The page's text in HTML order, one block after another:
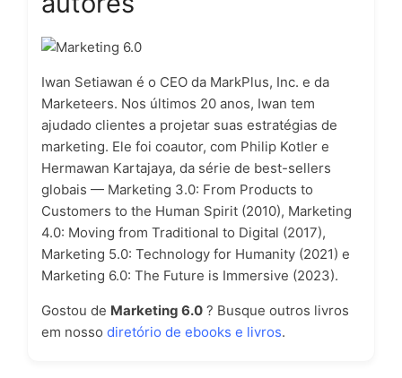
Iwan Setiawan é o CEO da MarkPlus, Inc. e da
Marketeers. Nos últimos 20 anos, Iwan tem
ajudado clientes a projetar suas estratégias de
marketing. Ele foi coautor, com Philip Kotler e
Hermawan Kartajaya, da série de best-sellers
globais — Marketing 3.0: From Products to
Customers to the Human Spirit (2010), Marketing
4.0: Moving from Traditional to Digital (2017),
Marketing 5.0: Technology for Humanity (2021) e
Marketing 6.0: The Future is Immersive (2023).
Gostou de Marketing 6.0 ? Busque outros livros
em nosso diretório de ebooks e livros.